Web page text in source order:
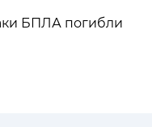
БПЛА погибли